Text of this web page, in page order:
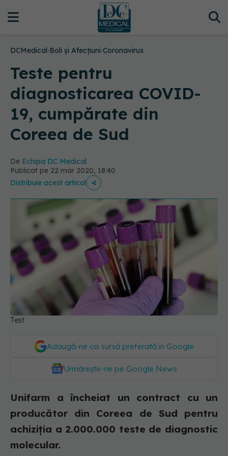
DCMedical›Boli și Afecțiuni›Coronavirus
Teste pentru
diagnosticarea COVID-
19, cumpărate din
Coreea de Sud
De Echipa DC Medical
Publicat pe 22 mar 2020, 18:40
Distribuie acest articol
Test
Adaugă-ne ca sursă preferată în Google
Urmărește-ne pe Google News
Unifarm a încheiat un contract cu un
producător din Coreea de Sud pentru
achiziția a 2.000.000 teste de diagnostic
molecular.